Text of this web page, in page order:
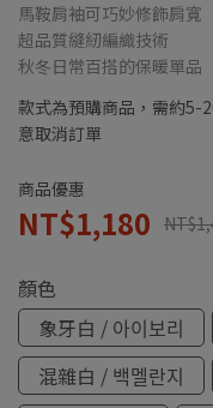
馬鞍肩袖可巧妙修飾肩寬
超品質縫紉編織技術
秋冬日常百搭的保暖單品
款式為預購商品，需約5-
意取消訂單
商品優惠
NT$1,180
顏色
象牙白 / 아이보리
混雜白 / 백멜란지